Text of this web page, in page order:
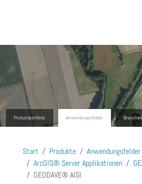
Produktportfolio Anwendungsfelder Branchen
Start Produkte
Anwendungsfelder
ArcGIS® Server Applikationen
GEODAVE® AISI